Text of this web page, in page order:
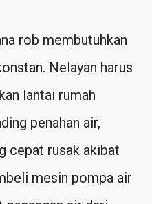
rob membutuhkan
Nelayan harus
lantai rumah
penahan air,
cepat rusak akibat
mesin pompa air